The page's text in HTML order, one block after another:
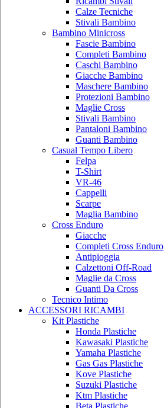
Calze Tecniche
Stivali Bambino
Bambino Minicross
Fascie Bambino
Completi Bambino
Caschi Bambino
Giacche Bambino
Maschere Bambino
Protezioni Bambino
Maglie Cross
Stivali Bambino
Pantaloni Bambino
Guanti Bambino
Casual Tempo Libero
Felpa
T-Shirt
VR-46
Cappelli
Scarpe
Maglia Bambino
Cross Enduro
Giacche
Completi Cross Enduro
Antipioggia
Calzettoni Off-Road
Maglie da Cross
Guanti Da Cross
Tecnico Intimo
ACCESSORI RICAMBI
Kit Plastiche
Honda Plastiche
Kawasaki Plastiche
Yamaha Plastiche
Gas Gas Plastiche
Kove Plastiche
Suzuki Plastiche
Ktm Plastiche
Beta Plastiche